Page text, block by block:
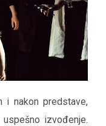
i nakon predstave,
izvođenje.